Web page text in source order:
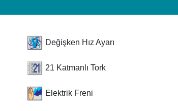
Değişken Hız Ayarı
21 Katmanlı Tork
Elektrik Freni